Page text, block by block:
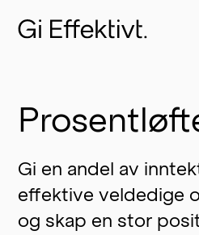
Gi en andel av
effektive veldedige
og skap en stor